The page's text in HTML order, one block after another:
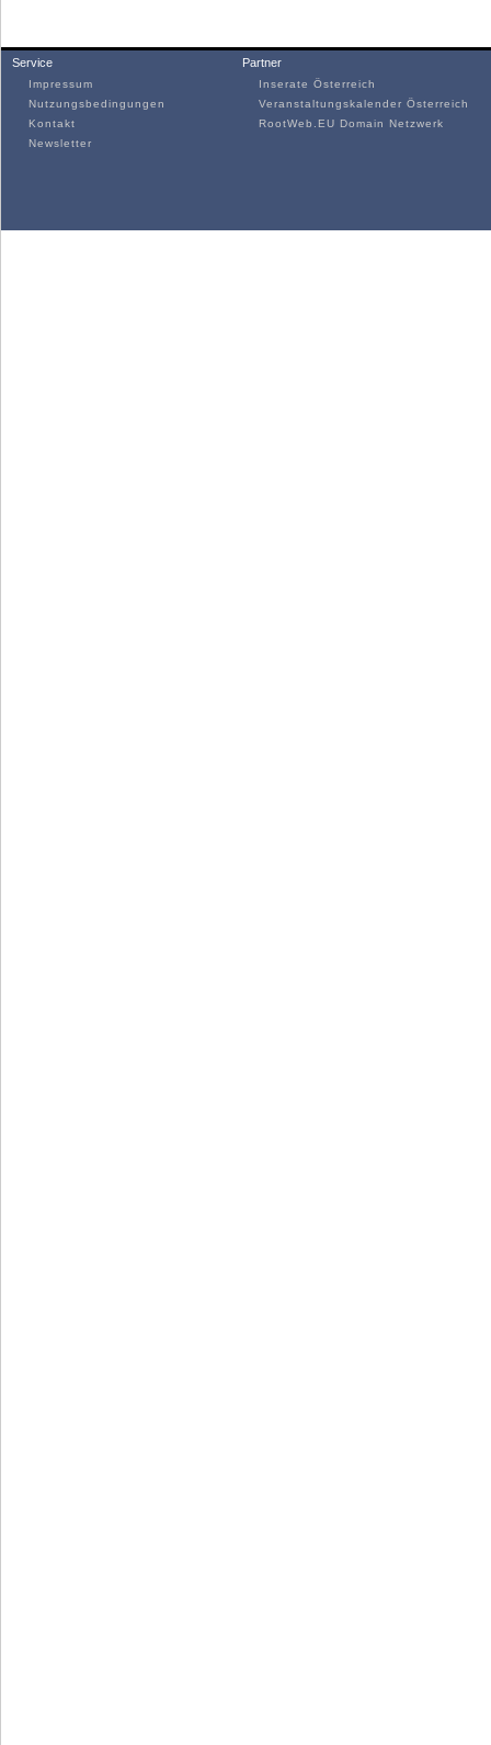
Service
Impressum
Nutzungsbedingungen
Kontakt
Newsletter
Partner
Inserate Österreich
Veranstaltungskalender Österreich
RootWeb.EU Domain Netzwerk